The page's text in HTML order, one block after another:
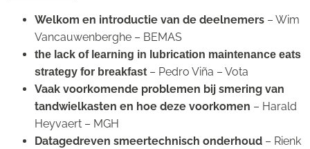
Welkom en introductie van de deelnemers – Wim
Vancauwenberghe – BEMAS
the lack of learning in lubrication maintenance eats
strategy for breakfast – Pedro Viña – Vota
Vaak voorkomende problemen bij smering van
tandwielkasten en hoe deze voorkomen – Harald
Heyvaert – MGH
Datagedreven smeertechnisch onderhoud – Rienk